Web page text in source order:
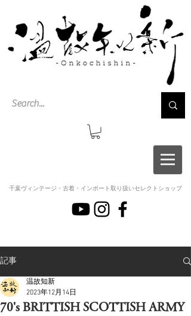
千葉ヴィンテージ・古着・インポート取り扱いセレクトショップ
記事
70's BRITTISH SCOTTISH ARMY
温故知新
2023年12月14日